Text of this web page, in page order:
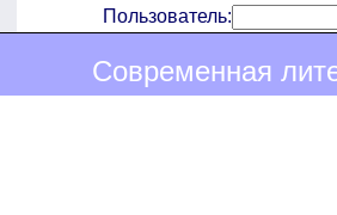
Пользователь:
Современная